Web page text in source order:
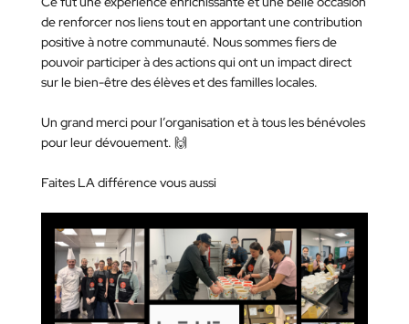
de renforcer nos liens tout en apportant une contribution
positive à notre communauté. Nous sommes fiers de
pouvoir participer à des actions qui ont un impact direct
sur le bien-être des élèves et des familles locales.
Un grand merci pour l’organisation et à tous les bénévoles
pour leur dévouement. 🙌
Faites LA différence vous aussi